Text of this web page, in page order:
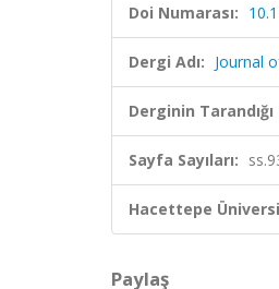
Doi Numarası:
Dergi Adı: Journal
Derginin
Sayfa Sayıları:
Hacettepe
Paylaş